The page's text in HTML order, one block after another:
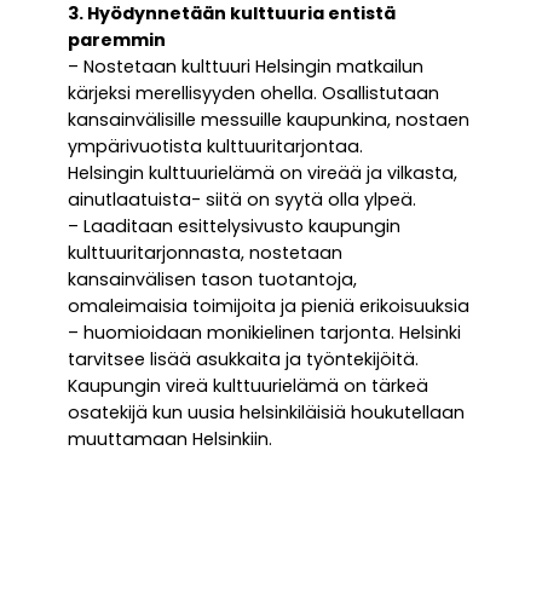
3. Hyödynnetään kulttuuria entistä
paremmin
– Nostetaan kulttuuri Helsingin matkailun
kärjeksi merellisyyden ohella. Osallistutaan
kansainvälisille messuille kaupunkina, nostaen
ympärivuotista kulttuuritarjontaa.
Helsingin kulttuurielämä on vireää ja vilkasta,
ainutlaatuista- siitä on syytä olla ylpeä.
– Laaditaan esittelysivusto kaupungin
kulttuuritarjonnasta, nostetaan
kansainvälisen tason tuotantoja,
omaleimaisia toimijoita ja pieniä erikoisuuksia
– huomioidaan monikielinen tarjonta. Helsinki
tarvitsee lisää asukkaita ja työntekijöitä.
Kaupungin vireä kulttuurielämä on tärkeä
osatekijä kun uusia helsinkiläisiä houkutellaan
muuttamaan Helsinkiin.